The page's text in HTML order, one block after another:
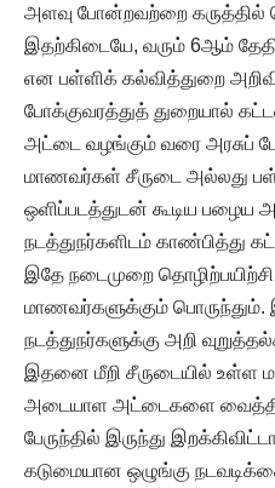
அளவு போன்றவற்றை கருத்தில்
இதற்கிடையே, வரும் 6ஆம்
என பள்ளிக் கல்வித்துறை
போக்குவரத்துத் துறையால்
அட்டை வழங்கும் வரை அரசுப்
மாணவர்கள் சீருடை அல்லது
ஒளிப்படத்துடன் கூடிய
நடத்துநர்களிடம் காண்பித்து
இதே நடைமுறை தொழிற்பயிற்சி
மாணவர்களுக்கும் பொருந்தும்.
நடத்துநர்களுக்கு அறி
இதனை மீறி சீருடையில்
அடையாள அட்டைகளை
பேருந்தில் இருந்து
கடுமையான ஒழுங்கு